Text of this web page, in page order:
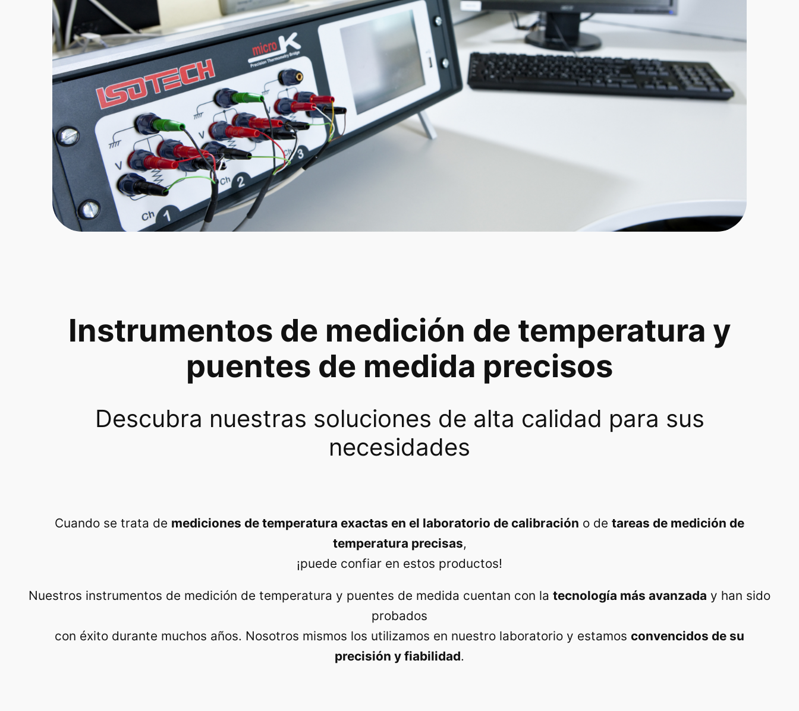
Instrumentos de medición de temperatura y
puentes de medida precisos
Descubra nuestras soluciones de alta calidad para sus
necesidades
Cuando se trata de mediciones de temperatura exactas en el laboratorio de calibración o de tareas de medición de
temperatura precisas,
¡puede confiar en estos productos!
Nuestros instrumentos de medición de temperatura y puentes de medida cuentan con la tecnología más avanzada y han sido
probados
con éxito durante muchos años. Nosotros mismos los utilizamos en nuestro laboratorio y estamos convencidos de su
precisión y fiabilidad.